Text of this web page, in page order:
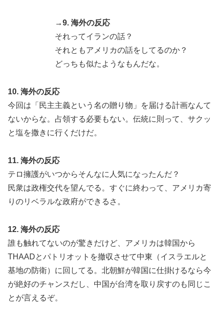
→9. 海外の反応
それってイランの話？
それともアメリカの話をしてるのか？
どっちも似たようなもんだな。
10. 海外の反応
今回は「民主主義という名の贈り物」を届ける計画なんて
ないからな。占領する必要もない。伝統に則って、サクッ
と塩を撒きに行くだけだ。
11. 海外の反応
テロ擁護がいつからそんなに人気になったんだ？
民衆は政権交代を望んでる。すぐに終わって、アメリカ寄
りのリベラルな政府ができるさ。
12. 海外の反応
誰も触れてないのが驚きだけど、アメリカは韓国から
THAADとパトリオットを撤収させて中東（イスラエルと
基地の防衛）に回してる。北朝鮮が韓国に仕掛けるなら今
が絶好のチャンスだし、中国が台湾を取り戻すのも同じこ
とが言えるぞ。